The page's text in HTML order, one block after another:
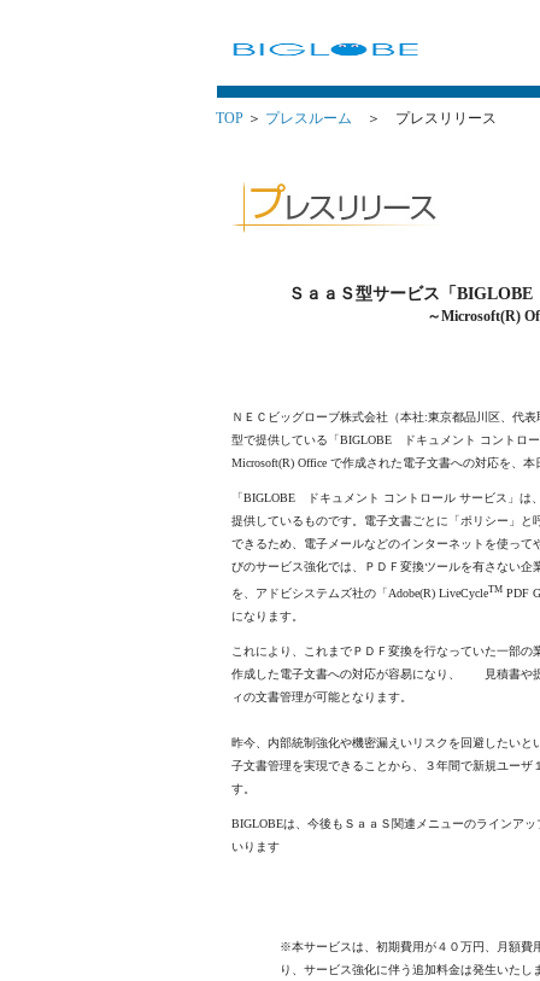
TOP ＞ プレスルーム ＞ プレスリリース
ＳａａＳ型サービス「
～Microsoft(R)
ＮＥＣビッグローブ株式会社（本社:東京都品川区、代
型で提供している「BIGLOBE ドキュメント コントロ
Microsoft(R) Office で作成された電子文書への対応を、
「BIGLOBE ドキュメント コントロール サービス」は
提供しているものです。電子文書ごとに「ポリシー」
できるため、電子メールなどのインターネットを使っ
びのサービス強化では、ＰＤＦ変換ツールを有さない企
を、アドビシステムズ社の「Adobe(R) LiveCycleTM PDF
になります。
これにより、これまでＰＤＦ変換を行なっていた一部
作成した電子文書への対応が容易になり、 見積書や
ィの文書管理が可能となります。
昨今、内部統制強化や機密漏えいリスクを回避したい
子文書管理を実現できることから、３年間で新規ユー
す。
BIGLOBEは、今後もＳａａＳ関連メニューのラインア
いります
※本サービスは、初期費用が４０万円、月額費
り、サービス強化に伴う追加料金は発生いたし